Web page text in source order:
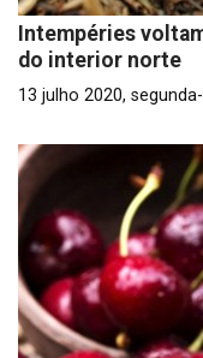
Intempéries
do interior norte
13 julho 2020,